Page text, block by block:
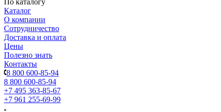
По каталогу
Каталог
О компании
Сотрудничество
Доставка и оплата
Цены
Полезно знать
Контакты
8 800 600-85-94
8 800 600-85-94
+7 495 363-85-67
+7 961 255-69-99